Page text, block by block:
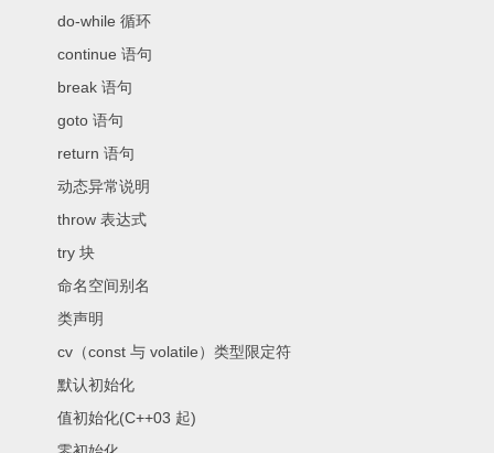
do-while 循环
continue 语句
break 语句
goto 语句
return 语句
动态异常说明
throw 表达式
try 块
命名空间别名
类声明
cv（const 与 volatile）类型限定符
默认初始化
值初始化(C++03 起)